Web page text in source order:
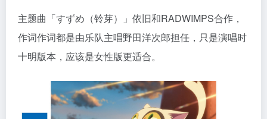
主题曲「すずめ（铃芽）」依旧和RADWIMPS合作，
作词作词都是由乐队主唱野田洋次郎担任，只是演唱时
十明版本，应该是女性版更适合。